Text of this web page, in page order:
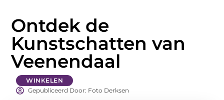
Ontdek de
Kunstschatten van
Veenendaal
WINKELEN
Gepubliceerd Door: Foto Derksen